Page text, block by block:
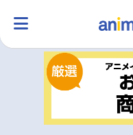
ランキング